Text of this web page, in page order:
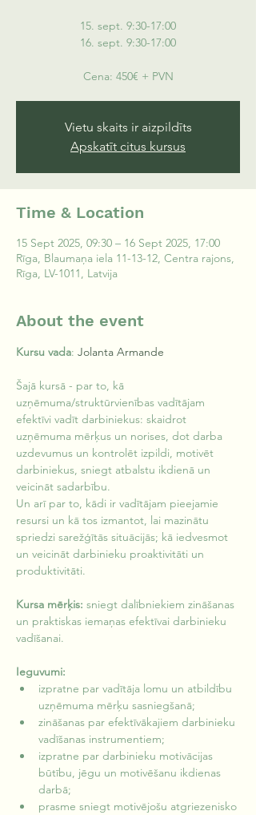
15. sept. 9:30-17:00
16. sept. 9:30-17:00
Cena: 450€ + PVN
Vietu skaits ir aizpildīts
Apskatīt citus kursus
Time & Location
15 Sept 2025, 09:30 – 16 Sept 2025, 17:00
Rīga, Blaumaņa iela 11-13-12, Centra rajons,
Rīga, LV-1011, Latvija
About the event
Kursu vada: Jolanta Armande
Šajā kursā - par to, kā
uzņēmuma/struktūrvienības vadītājam
efektīvi vadīt darbiniekus: skaidrot
uzņēmuma mērķus un norises, dot darba
uzdevumus un kontrolēt izpildi, motivēt
darbiniekus, sniegt atbalstu ikdienā un
veicināt sadarbību.
Un arī par to, kādi ir vadītājam pieejamie
resursi un kā tos izmantot, lai mazinātu
spriedzi sarežģītās situācijās; kā iedvesmot
un veicināt darbinieku proaktivitāti un
produktivitāti.
Kursa mērķis: sniegt dalībniekiem zināšanas
un praktiskas iemaņas efektīvai darbinieku
vadīšanai.
Ieguvumi:
izpratne par vadītāja lomu un atbildību
uzņēmuma mērķu sasniegšanā;
zināšanas par efektīvākajiem darbinieku
vadīšanas instrumentiem;
izpratne par darbinieku motivācijas
būtību, jēgu un motivēšanu ikdienas
darbā;
prasme sniegt motivējošu atgriezenisko